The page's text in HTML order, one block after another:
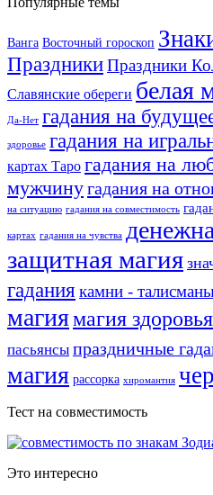
Ванга Восточный гороскоп
ПраздникиПраздники
Славянские обереги белая
Да-Нет гадания на
здоровье гадания на
картах Таро гадания на
мужчинугадания на
на ситуацию гадания на совместимость
картах гадания на чувства
защитная магия
гадания камни -
магиямагия здоровья
пасьянсы праздничные
магия рассорка хиромантия
Тест на совместимость
Это интересно